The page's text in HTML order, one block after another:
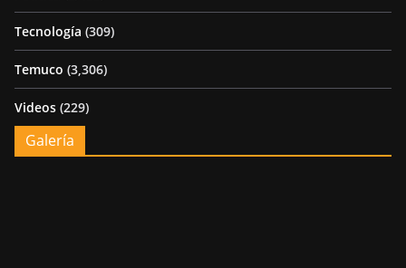
Tecnología (309)
Temuco (3,306)
Videos (229)
Galería